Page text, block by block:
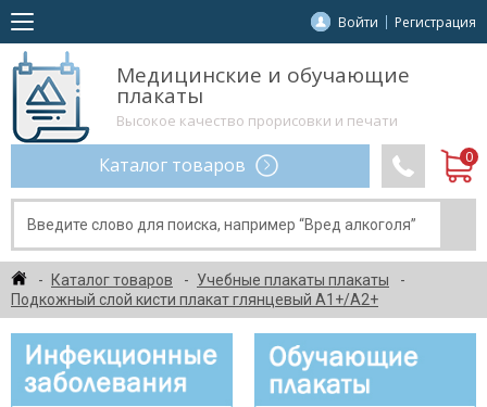
Войти Регистрация
Медицинские и обучающие
плакаты
Высокое качество прорисовки и печати
Каталог товаров
Каталог товаров
Учебные плакаты плакаты
Подкожный слой кисти плакат глянцевый А1+/А2+